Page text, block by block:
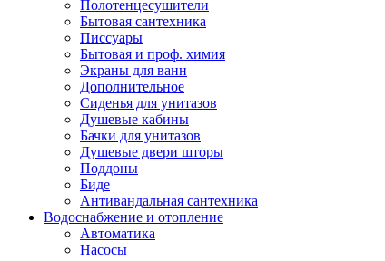
Полотенцесушители
Бытовая сантехника
Писсуары
Бытовая и проф. химия
Экраны для ванн
Дополнительное
Сиденья для унитазов
Душевые кабины
Бачки для унитазов
Душевые двери шторы
Поддоны
Биде
Антивандальная сантехника
Водоснабжение и отопление
Автоматика
Насосы